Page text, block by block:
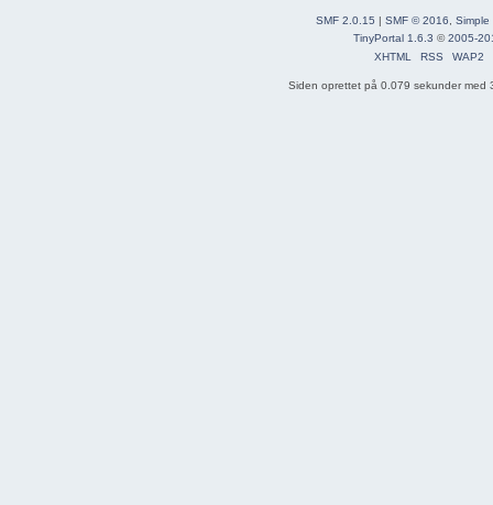
SMF 2.0.15 | SMF © 2016
Simple
TinyPortal 1.6.3 ©2005-
XHTML
RSS WAP2
Siden oprettet på 0.079 sekunder med